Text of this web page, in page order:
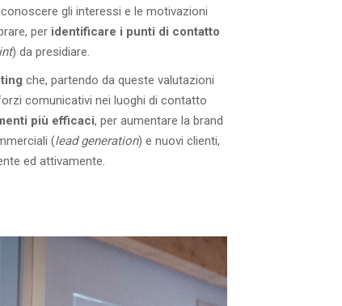
gli interessi e le motivazioni
per identificare i punti di contatto
) da presidiare.
che, partendo da queste valutazioni
comunicativi nei luoghi di contatto
più efficaci, per aumentare la brand
(lead generation) e nuovi clienti,
ed attivamente.